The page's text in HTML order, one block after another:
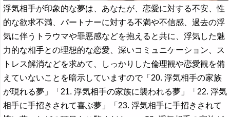
浮気相手が印象的な夢は、あなたが、恋愛に対する不安、性
的な欲求不満、パートナーに対する不満や不信感、過去の浮
気に伴うトラウマや罪悪感などを抱えると共に、浮気した魅
力的な相手との理想的な恋愛、深いコミュニケーション、ス
トレス解消などを求めて、しっかりした倫理観や恋愛観を備
えていないことを暗示していますので「20. 浮気相手の家族
が現れる夢」「21. 浮気相手の家族に襲われる夢」「22. 浮気
相手に手招きされて喜ぶ夢」「23. 浮気相手に手招きされて